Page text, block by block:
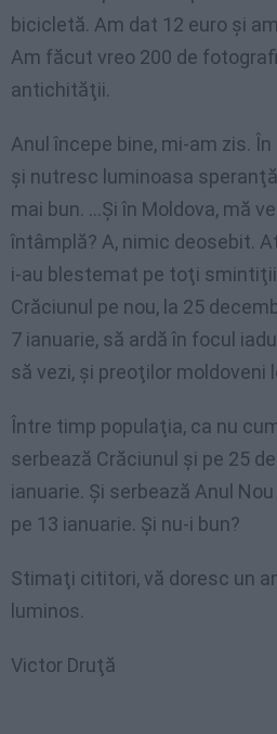
bicicletă. Am dat 12 euro şi
Am făcut vreo 200 de
antichităţii.
Anul începe bine, mi-am zis.
şi nutresc luminoasa
mai bun. …Şi în Moldova, mă
întâmplă? A, nimic deosebit.
i-au blestemat pe toţi
Crăciunul pe nou, la 25
7 ianuarie, să ardă în focul
să vezi, şi preoţilor moldoveni
Între timp populaţia, ca nu
serbează Crăciunul şi pe 25
ianuarie. Şi serbează Anul
pe 13 ianuarie. Şi nu-i bun?
Stimaţi cititori, vă doresc un
luminos.
Victor Druţă